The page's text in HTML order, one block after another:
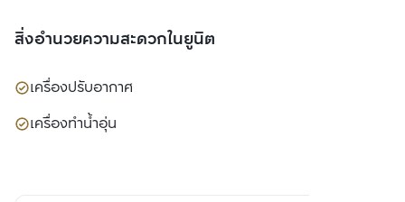
สิ่งอำนวยความสะดวกในยูนิต
เครื่องปรับอากาศ
เครื่องทำน้ำอุ่น